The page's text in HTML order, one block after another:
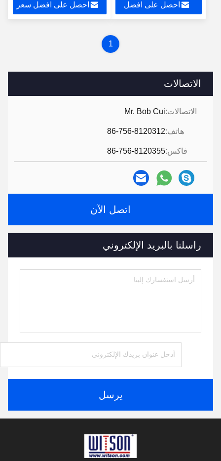
الاتصالات
الاتصالات:Mr. Bob Cui
هاتف:86-756-8120312
فاكس:86-756-8120355
اتصل الآن
راسلنا بالبريد الإلكتروني
يرسل
احصل على افضل
احصل على افضل سعر
1